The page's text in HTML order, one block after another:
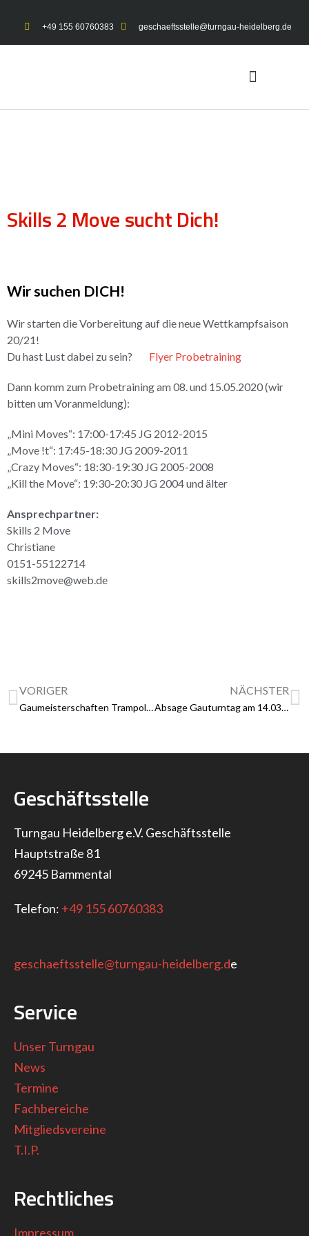
+49 155 60760383 geschaeftsstelle@turngau-heidelberg.de
Skills 2 Move sucht Dich!
Wir suchen DICH!
Wir starten die Vorbereitung auf die neue Wettkampfsaison
20/21!
Du hast Lust dabei zu sein? Flyer Probetraining
Dann komm zum Probetraining am 08. und 15.05.2020 (wir
bitten um Voranmeldung):
„Mini Moves“: 17:00-17:45 JG 2012-2015
„Move !t“: 17:45-18:30 JG 2009-2011
„Crazy Moves“: 18:30-19:30 JG 2005-2008
„Kill the Move“: 19:30-20:30 JG 2004 und älter
Ansprechpartner:
Skills 2 Move
Christiane
0151-55122714
skills2move@web.de
VORIGER
Gaumeisterschaften Trampolin in Wiesloch
NÄCHSTER
Absage Gauturntag am 14.03.2020 in Walldorf
Geschäftsstelle
Turngau Heidelberg e.V. Geschäftsstelle
Hauptstraße 81
69245 Bammental
Telefon: +49 155 60760383
geschaeftsstelle@turngau-heidelberg.de
Service
Unser Turngau
News
Termine
Fachbereiche
Mitgliedsvereine
T.I.P.
Rechtliches
Impressum